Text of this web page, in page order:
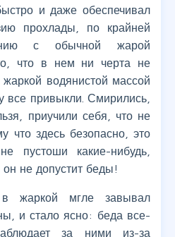
и даже обеспечивал
прохлады, по крайней
с обычной жарой
что в нем ни черта не
водянистой массой
все привыкли. Смирились,
приучили себя, что не
что здесь безопасно, это
пустоши какие-нибудь,
не допустит беды!
жаркой мгле завывал
и стало ясно: беда все-
за ними из-за